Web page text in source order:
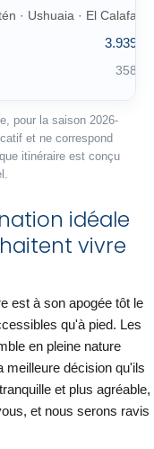
· Ushuaia · El Calafate
3.939 €
358 €
pour la saison 2026-
et ne correspond
itinéraire est conçu
idéale
vivre
est à son apogée tôt le
qu'à pied. Les
en pleine nature
meilleure décision qu'ils
et plus agréable,
et nous serons ravis